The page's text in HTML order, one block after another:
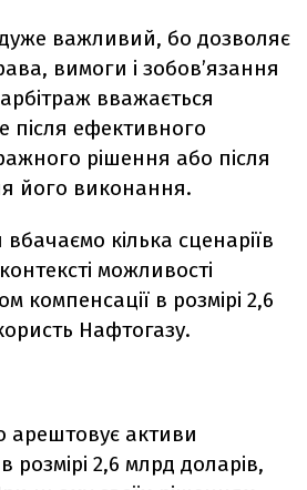
важливий, бо дозволяє
вимоги і зобов’язання
вважається
ефективного
рішення або після
його виконання.
вбачаємо кілька сценаріїв
можливості
компенсації в розмірі 2,6
Нафтогазу.
арештовує активи
розмірі 2,6 млрд доларів,